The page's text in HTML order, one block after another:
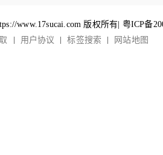
www.17sucai.com 版权所有| 粤ICP备
用户协议 标签搜索 网站地图